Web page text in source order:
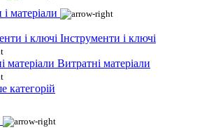
матеріали
Інструменти і ключі
Витратні матеріали
категорій